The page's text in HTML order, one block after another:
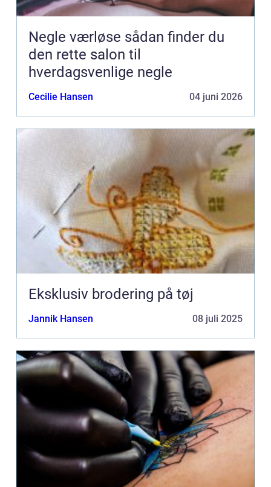
Negle værløse sådan finder du
den rette salon til
hverdagsvenlige negle
Cecilie Hansen 04 juni 2026
Eksklusiv brodering på tøj
Jannik Hansen 08 juli 2025